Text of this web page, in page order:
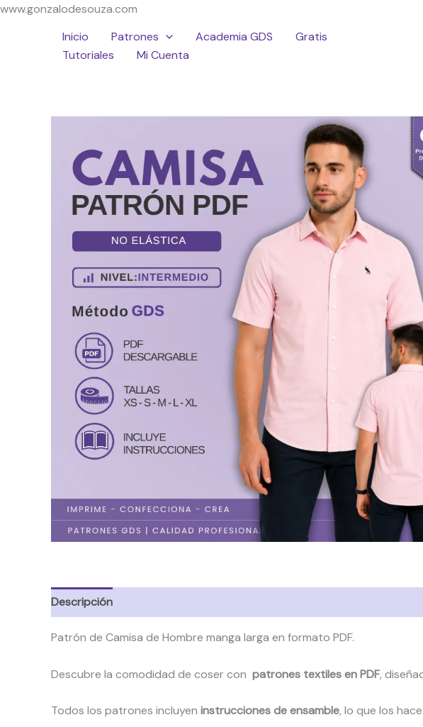
www.gonzalodesouza.com
contenido
Inicio Patrones Academia GDS
Gratis
Tutoriales
Mi Cuenta
Descripción
Patrón de Camisa de Hombre manga larga en formato PDF.
Descubre la comodidad de coser con patrones textiles en PDF,
Todos los patrones incluyen instrucciones de ensamble, lo que los